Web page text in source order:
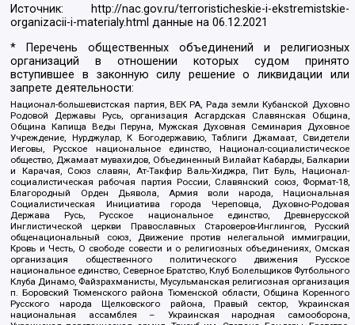
Источник:
http://nac.gov.ru/terroristicheskie-i-ekstremistskie-
organizacii-i-materialy.html данные на06.12.2021
* Перечень общественных объединений и религиозных
организаций в отношении которых судом принято
вступившее в законную силу решение о ликвидации или
запрете деятельности:
Национал-большевистская партия, ВЕК РА, Рада земли Кубанской Духовно
Родовой Державы Русь, организация Асгардская Славянская Община,
Община Капища Веды Перуна, Мужская Духовная Семинария Духовное
Учреждение, Нурджулар, К Богодержавию, Таблиги Джамаат, Свидетели
Иеговы, Русское национальное единство, Национал-социалистическое
общество, Джамаат мувахидов, Объединенный Вилайат Кабарды, Балкарии
и Карачая, Союз славян, Ат-Такфир Валь-Хиджра, Пит Буль, Национал-
социалистическая рабочая партия России, Славянский союз, Формат-18,
Благородный Орден Дьявола, Армия воли народа, Национальная
Социалистическая Инициатива города Череповца, Духовно-Родовая
Держава Русь, Русское национальное единство, Древнерусской
Инглистической церкви Православных Староверов-Инглингов, Русский
общенациональный союз, Движение против нелегальной иммиграции,
Кровь и Честь, О свободе совести и о религиозных объединениях, Омская
организация общественного политического движения Русское
национальное единство, Северное Братство, Клуб Болельщиков Футбольного
Клуба Динамо, Файзрахманисты, Мусульманская религиозная организация
п. Боровский Тюменского района Тюменской области, Община Коренного
Русского народа Щелковского района, Правый сектор, Украинская
национальная ассамблея – Украинская народная самооборона,